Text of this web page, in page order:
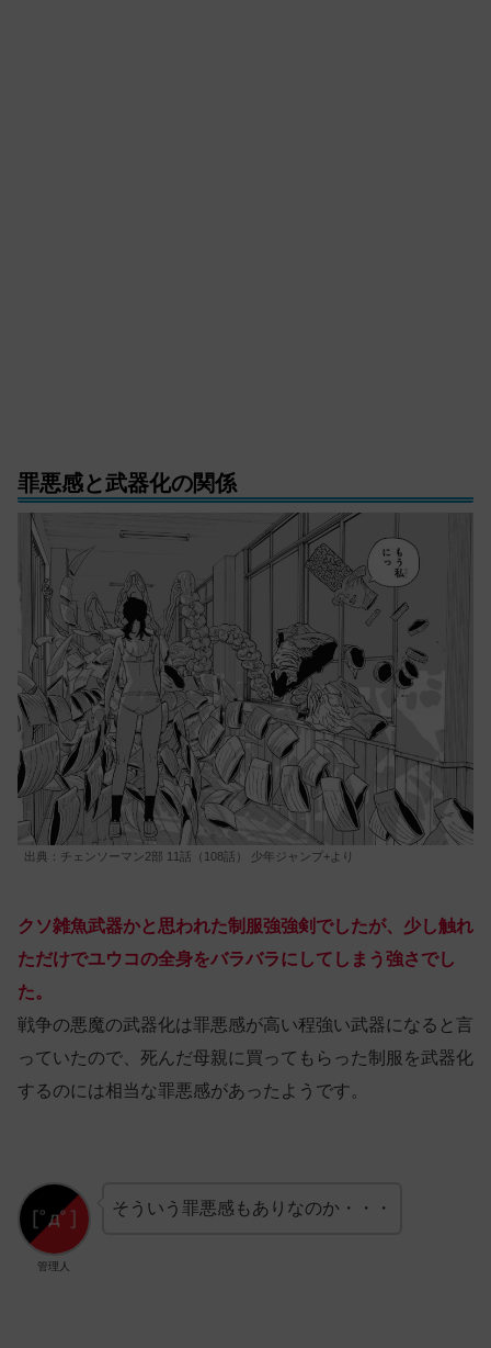
罪悪感と武器化の関係
出典：チェンソーマン2部 11話（108話） 少年ジャンプ+より
クソ雑魚武器かと思われた制服強強剣でしたが、少し触れ
ただけでユウコの全身をバラバラにしてしまう強さでし
た。
戦争の悪魔の武器化は罪悪感が高い程強い武器になると言
っていたので、死んだ母親に買ってもらった制服を武器化
するのには相当な罪悪感があったようです。
管理人
そういう罪悪感もありなのか・・・